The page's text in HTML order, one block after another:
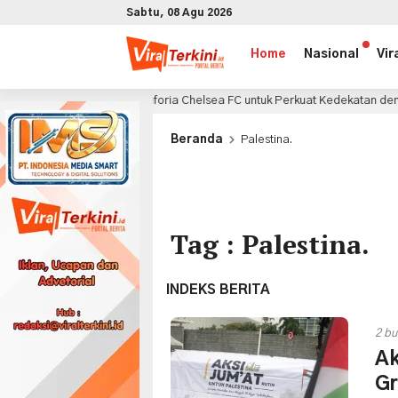
Sabtu, 08 Agu 2026
Home Nasional
Manfaatkan Euforia Chelsea FC untuk Perkuat Kedekatan dengan
Beranda Palestina.
Tag : Palestina.
INDEKS BERITA
2